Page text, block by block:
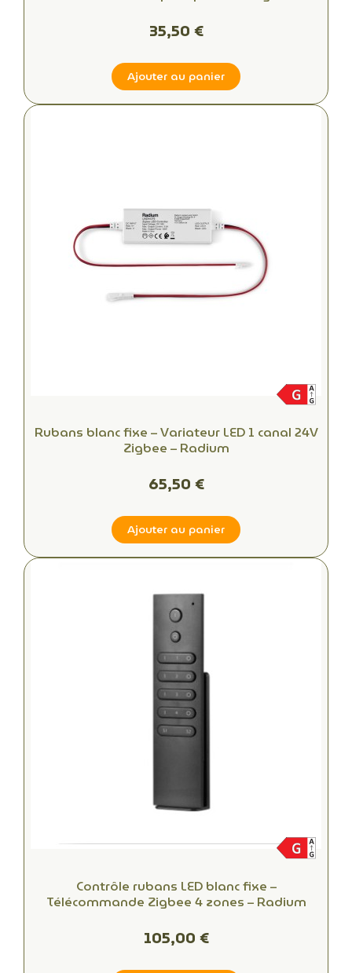
35,50 €
Ajouter au panier
Rubans blanc fixe – Variateur LED 1 canal 24V
Zigbee – Radium
65,50 €
Ajouter au panier
Contrôle rubans LED blanc fixe –
Télécommande Zigbee 4 zones – Radium
105,00 €